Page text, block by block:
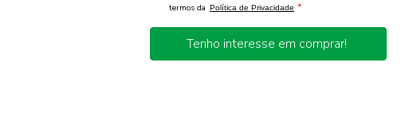
termos da Política de Privacidade *
Tenho interesse em comprar!